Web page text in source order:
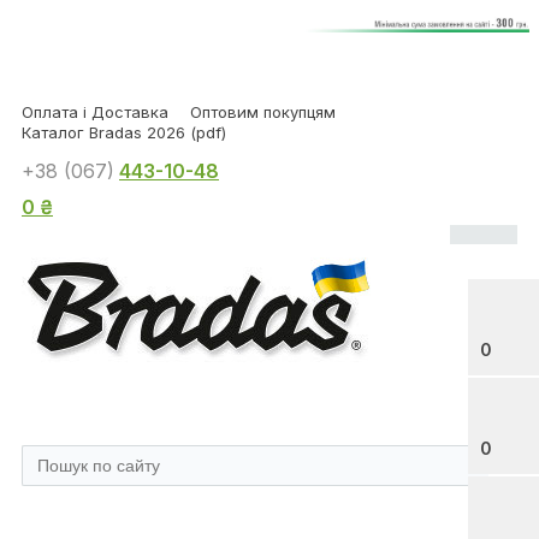
Оплата і Доставка
Оптовим покупцям
Каталог Bradas 2026 (pdf)
0
0
+38 (067) 443-10-48
0 ₴